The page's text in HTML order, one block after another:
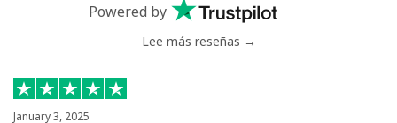
Powered by
Lee más reseñas →
January 3, 2025